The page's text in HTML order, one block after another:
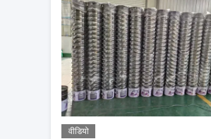
वीडियो